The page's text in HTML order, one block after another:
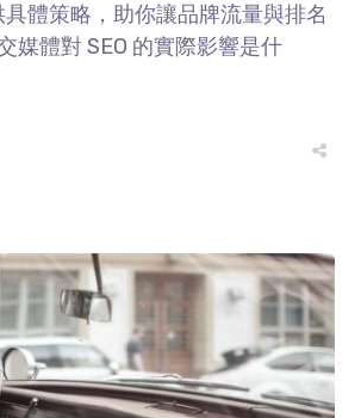
具體策略，助你讓品牌流量與排名
媒體對 SEO 的實際影響是什